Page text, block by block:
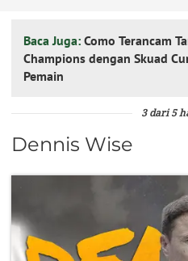
Baca Juga: Como Terancam
Champions dengan Skuad
Pemain
3 dari 5
Dennis Wise